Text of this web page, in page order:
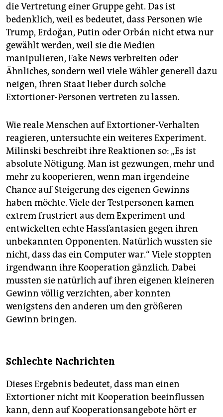
die Vertretung einer Gruppe geht. Das ist
bedenklich, weil es bedeutet, dass Personen wie
Trump, Erdoğan, Putin oder Orbán nicht etwa nur
gewählt werden, weil sie die Medien
manipulieren, Fake News verbreiten oder
Ähnliches, sondern weil viele Wähler generell dazu
neigen, ihren Staat lieber durch solche
Extortioner-Personen vertreten zu lassen.
Wie reale Menschen auf Extortioner-Verhalten
reagieren, untersuchte ein weiteres Experiment.
Milinski beschreibt ihre Reaktionen so: „Es ist
absolute Nötigung. Man ist gezwungen, mehr und
mehr zu kooperieren, wenn man irgendeine
Chance auf Steigerung des eigenen Gewinns
haben möchte. Viele der Testpersonen kamen
extrem frustriert aus dem Experiment und
entwickelten echte Hassfantasien gegen ihren
unbekannten Opponenten. Natürlich wussten sie
nicht, dass das ein Computer war.“ Viele stoppten
irgendwann ihre Kooperation gänzlich. Dabei
mussten sie natürlich auf ihren eigenen kleineren
Gewinn völlig verzichten, aber konnten
wenigstens den anderen um den größeren
Gewinn bringen.
Schlechte Nachrichten
Dieses Ergebnis bedeutet, dass man einen
Extortioner nicht mit Kooperation beeinflussen
kann, denn auf Kooperationsangebote hört er